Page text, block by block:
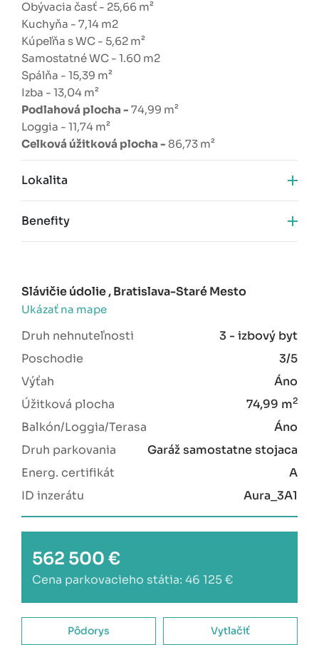
Obývacia časť - 25,66 m²
Kuchyňa - 7,14 m2
Kúpeľňa s WC - 5,62 m²
Samostatné WC - 1.60 m2
Spálňa - 15,39 m²
Izba - 13,04 m²
Podlahová plocha - 74,99 m²
Loggia - 11,74 m²
Celková úžitková plocha - 86,73 m²
Lokalita
Benefity
Slávičie údolie , Bratislava-Staré Mesto
Ukázať na mape
Druh nehnuteľnosti
3 - izbový byt
Poschodie
3/5
Výťah
Áno
Úžitková plocha
74,99 m2
Balkón/Loggia/Terasa
Áno
Druh parkovania
Garáž samostatne stojaca
Energ. certifikát
A
ID inzerátu
Aura_3A1
562 500 €
Cena parkovacieho státia: 46 125 €
Pôdorys Vytlačiť